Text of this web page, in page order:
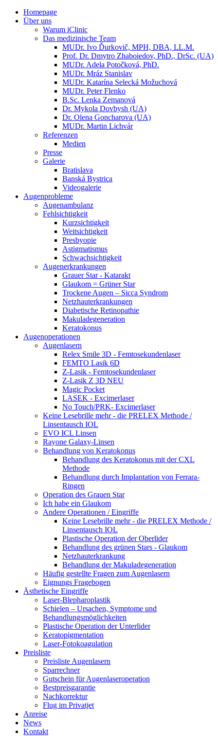
Homepage
Über uns
Warum iClinic
Das medizinische Team
MUDr. Ivo Ďurkovič, MPH, DBA, LL.M.
Prof. Dr. Dmytro Zhaboiedov, PhD., DrSc. (UA)
MUDr. Adela Potočková, PhD.
MUDr. Mráz Stanislav
MUDr. Katarína Selecká Možuchová
MUDr. Peter Flenko
B.Sc. Lenka Zemanová
Dr. Mykola Dovbysh (UA)
Dr. Olena Goncharova (UA)
MUDr. Martin Lichvár
Referenzen
Medien
Presse
Galerie
Bratislava
Banská Bystrica
Videogalerie
Augenprobleme
Augenambulanz
Fehlsichtigkeit
Kurzsichtigkeit
Weitsichtigkeit
Presbyopie
Astigmatismus
Schwachsichtigkeit
Augenerkrankungen
Grauer Star - Katarakt
Glaukom = Grüner Star
Trockene Augen – Sicca Syndrom
Netzhauterkrankungen
Diabetische Retinopathie
Makuladegeneration
Keratokonus
Augenoperationen
Augenlasern
Relex Smile 3D - Femtosekundenlaser
FEMTO Lasik 6D
Z-Lasik - Femtosekundenlaser
Z-Lasik Z 3D NEU
Magic Pocket
LASEK - Excimerlaser
No Touch/PRK- Excimerlaser
Keine Lesebrille mehr - die PRELEX Methode /
Linsentausch IOL
EVO ICL Linsen
Rayone Galaxy-Linsen
Behandlung von Keratokonus
Behandlung des Keratokonus mit der CXL
Methode
Behandlung durch Implantation von Ferrara-
Ringen
Operation des Grauen Star
Ich habe ein Glaukom
Andere Operationen / Eingriffe
Keine Lesebrille mehr - die PRELEX Methode /
Linsentausch IOL
Plastische Operation der Oberlider
Behandlung des grünen Stars - Glaukom
Netzhauterkrankung
Behandlung der Makuladegeneration
Häufig gestellte Fragen zum Augenlasern
Eignungs Fragebogen
Ästhetische Eingriffe
Laser-Blepharoplastik
Schielen – Ursachen, Symptome und
Behandlungsmöglichkeiten
Plastische Operation der Unterlider
Keratopigmentation
Laser-Fotokoagulation
Preisliste
Preisliste Augenlasern
Sparrechner
Gutschein für Augenlaseroperation
Bestpreisgarantie
Nachkorrektur
Flug im Privatjet
Anreise
News
Kontakt